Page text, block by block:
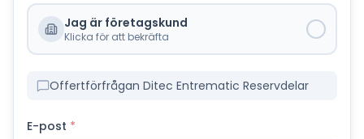
Jag är företagskund
Klicka för att bekräfta
Offertförfrågan Ditec Entrematic Reservdelar
E-post *